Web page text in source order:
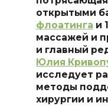
открытыми
флоатинга и
массажей и
и главный
Юлия
исследует
методы
хирургии и